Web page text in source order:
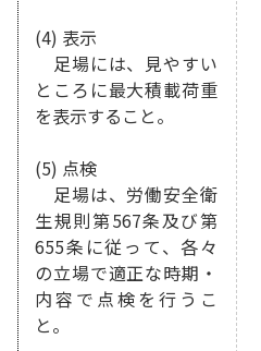
(4) 表示
足場には、見やすい
ところに最大積載荷重
を表示すること。
(5) 点検
足場は、労働安全衛
生規則第567条及び第
655条に従って、各々
の立場で適正な時期・
内容で点検を行うこ
と。